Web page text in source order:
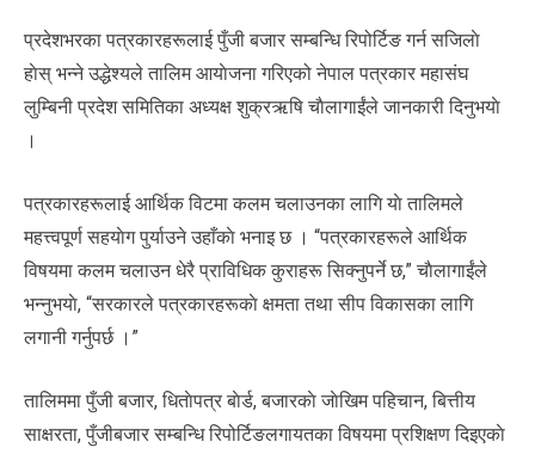
प्रदेशभरका पत्रकारहरूलाई पुँजी बजार सम्बन्धि रिपोर्टिङ गर्न सजिलाे
हाेस् भन्ने उद्धेश्यले तालिम आयाेजना गरिएको नेपाल पत्रकार महासंघ
लुम्बिनी प्रदेश समितिका अध्यक्ष शुक्रऋषि चाैलागाईंले जानकारी दिनुभयाे
।
पत्रकारहरूलाई आर्थिक विटमा कलम चलाउनका लागि याे तालिमले
महत्त्वपूर्ण सहयाेग पुर्याउने उहाँकाे भनाइ छ । “पत्रकारहरूले आर्थिक
विषयमा कलम चलाउन धेरै प्राविधिक कुराहरू सिक्नुपर्ने छ,” चाैलागाईंले
भन्नुभयाे, “सरकारले पत्रकारहरूकाे क्षमता तथा सीप विकासका लागि
लगानी गर्नुपर्छ ।”
तालिममा पुँजी बजार, धिताेपत्र बाेर्ड, बजारकाे जाेखिम पहिचान, बित्तीय
साक्षरता, पुँजीबजार सम्बन्धि रिपोर्टिङलगायतका विषयमा प्रशिक्षण दिइएकाे